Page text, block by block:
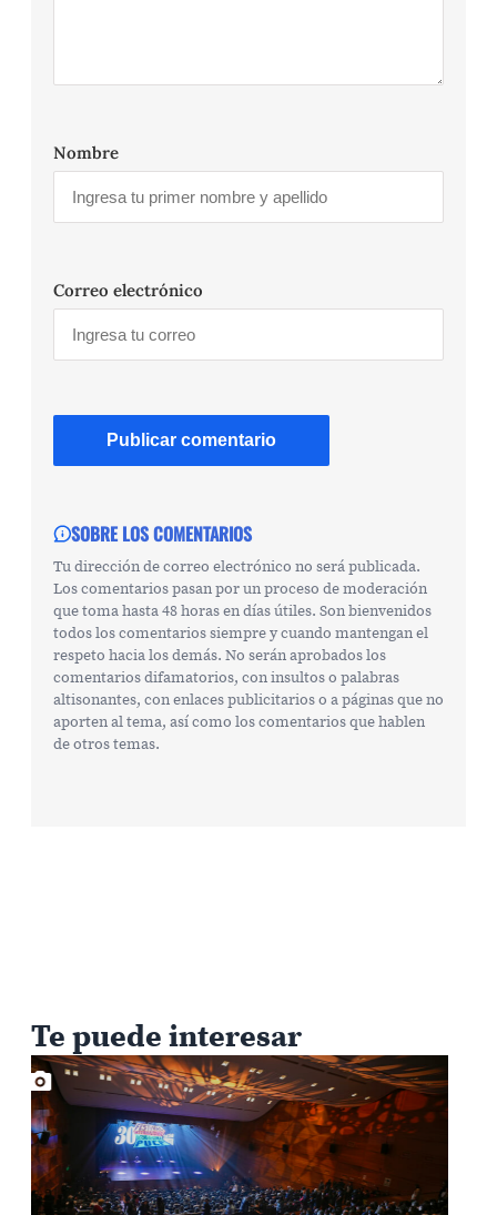
Nombre
Correo electrónico
SOBRE LOS COMENTARIOS
Tu dirección de correo electrónico no será publicada.
Los comentarios pasan por un proceso de moderación
que toma hasta 48 horas en días útiles. Son bienvenidos
todos los comentarios siempre y cuando mantengan el
respeto hacia los demás. No serán aprobados los
comentarios difamatorios, con insultos o palabras
altisonantes, con enlaces publicitarios o a páginas que no
aporten al tema, así como los comentarios que hablen
de otros temas.
Te puede interesar